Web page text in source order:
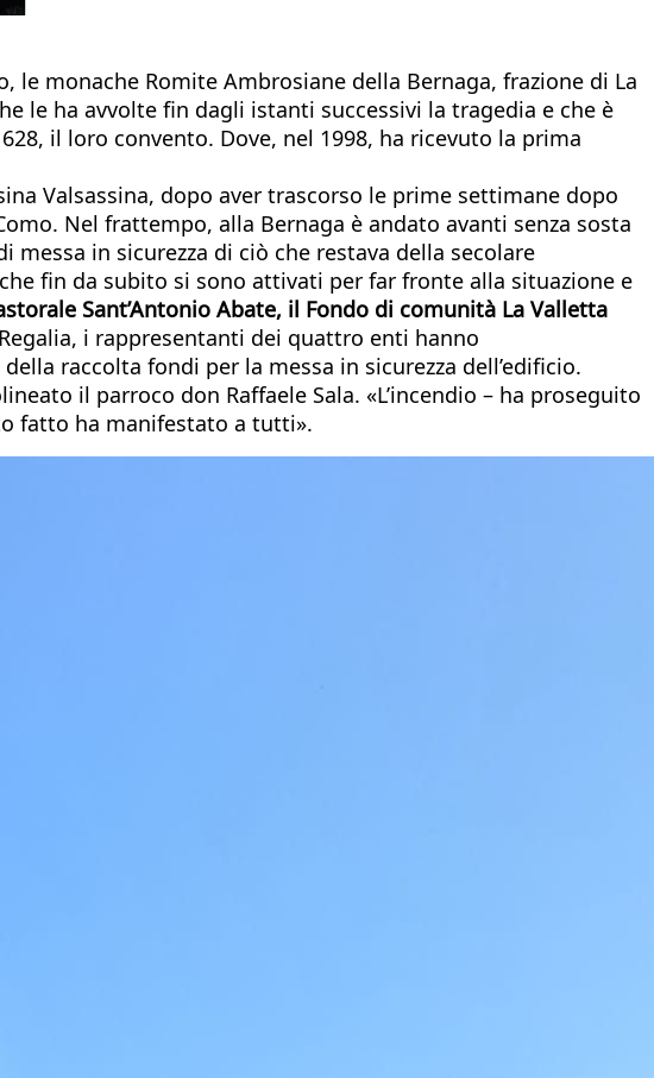
monache Romite Ambrosiane della Bernaga, frazione di La
le ha avvolte fin dagli istanti successivi la tragedia e che è
il loro convento. Dove, nel 1998, ha ricevuto la prima
Valsassina, dopo aver trascorso le prime settimane dopo
Nel frattempo, alla Bernaga è andato avanti senza sosta
in sicurezza di ciò che restava della secolare
fin da subito si sono attivati per far fronte alla situazione e
Sant’Antonio Abate, il Fondo di comunità La Valletta
i rappresentanti dei quattro enti hanno
raccolta fondi per la messa in sicurezza dell’edificio.
il parroco don Raffaele Sala. «L’incendio – ha proseguito
fatto ha manifestato a tutti».